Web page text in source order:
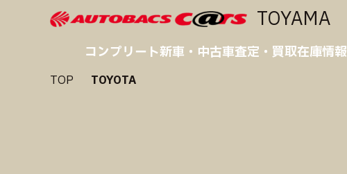
TOYAMA
コンプリート新車・中古車査定・買取在庫情報
TOP TOYOTA